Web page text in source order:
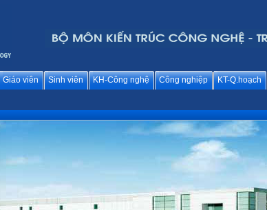
Giáo viên Sinh viên KH-Công nghệ Công nghiệp KT-Q.hoạch